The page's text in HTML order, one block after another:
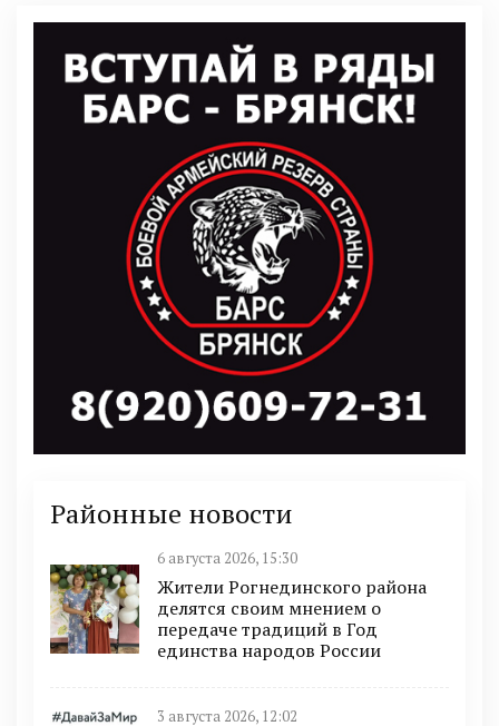
Районные новости
6 августа 2026, 15:30
Жители Рогнединского района
делятся своим мнением о
передаче традиций в Год
единства народов России
3 августа 2026, 12:02